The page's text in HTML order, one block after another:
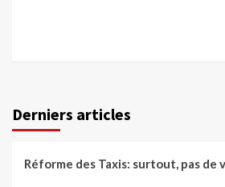
Derniers articles
Réforme des Taxis: surtout, pas de